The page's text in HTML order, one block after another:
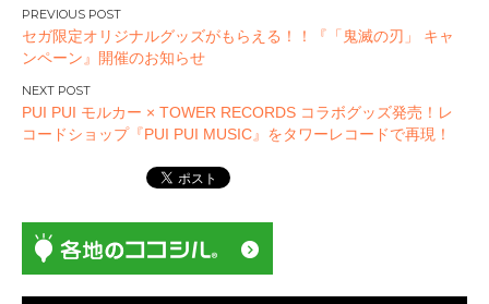
投
稿
ナ
ビ
ゲ
ン
セガ限定オリジナルグッズがもらえる！！『「鬼滅の刃」 キャ
ンペーン』開催のお知らせ
PUI PUI モルカー × TOWER RECORDS コラボグッズ発売！レ
コードショップ『PUI PUI MUSIC』をタワーレコードで再現！